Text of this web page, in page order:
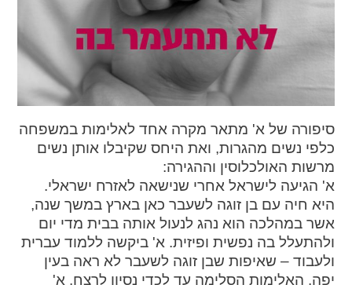
cached
ההגדרות
flag
סיפורה של א' מתאר מקרה אחד לאלימות במשפחה
כלפי נשים מהגרות, ואת היחס שקיבלו אותן נשים
מרשות האולכלוסין וההגירה:
א' הגיעה לישראל אחרי שנישאה לאזרח ישראלי.
היא חיה עם בן זוגה לשעבר כאן בארץ במשך שנה,
אשר במהלכה הוא נהג לנעול אותה בבית מדי יום
ולהתעלל בה נפשית ופיזית. א' ביקשה ללמוד עברית
ולעבוד – שאיפות שבן זוגה לשעבר לא ראה בעין
יפה. האלימות הסלימה עד לכדי נסיון לרצח. א'